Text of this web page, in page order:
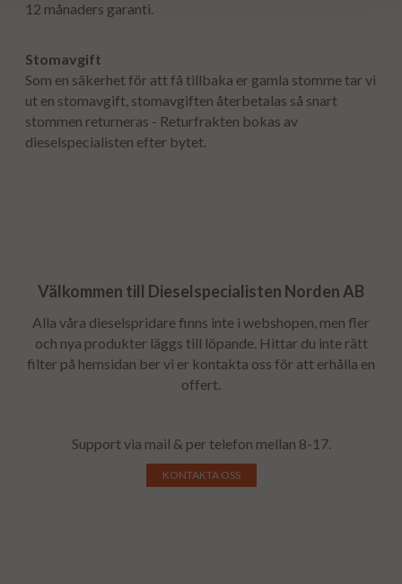
12 månaders garanti.
Stomavgift
Som en säkerhet för att få tillbaka er gamla stomme tar vi
ut en stomavgift, stomavgiften återbetalas så snart
stommen returneras - Returfrakten bokas av
dieselspecialisten efter bytet.
Välkommen till Dieselspecialisten Norden AB
Alla våra dieselspridare finns inte i webshopen, men fler
och nya produkter läggs till löpande. Hittar du inte rätt
filter på hemsidan ber vi er kontakta oss för att erhålla en
offert.
Support via mail & per telefon mellan 8-17.
KONTAKTA OSS